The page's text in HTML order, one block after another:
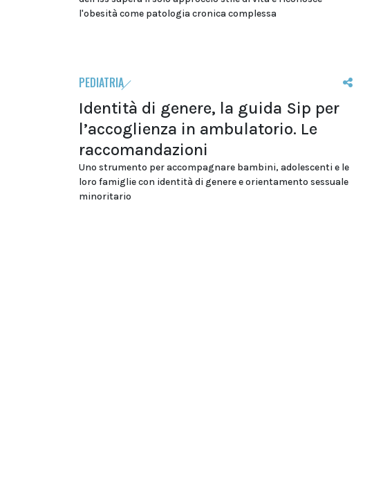
l'obesità come patologia cronica complessa
PEDIATRIA
Identità di genere, la guida Sip per
l’accoglienza in ambulatorio. Le
raccomandazioni
Uno strumento per accompagnare bambini, adolescenti e le
loro famiglie con identità di genere e orientamento sessuale
minoritario